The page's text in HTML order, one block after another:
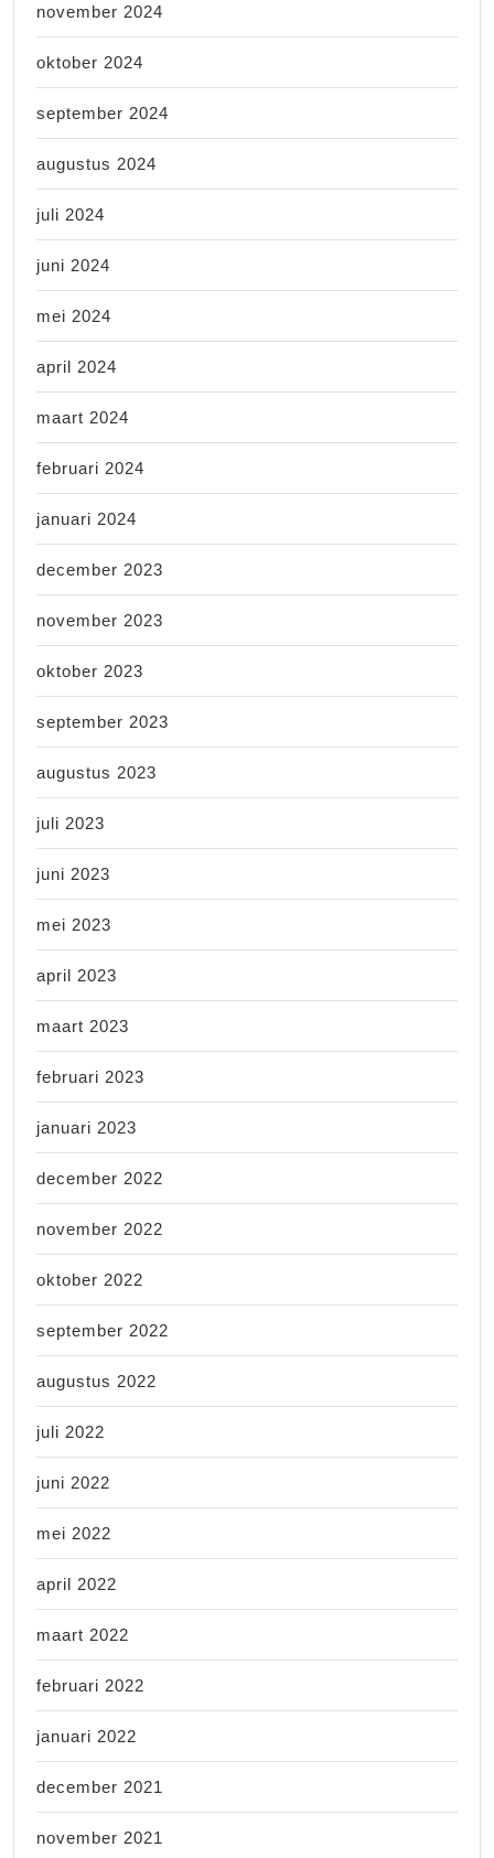
november 2024
oktober 2024
september 2024
augustus 2024
juli 2024
juni 2024
mei 2024
april 2024
maart 2024
februari 2024
januari 2024
december 2023
november 2023
oktober 2023
september 2023
augustus 2023
juli 2023
juni 2023
mei 2023
april 2023
maart 2023
februari 2023
januari 2023
december 2022
november 2022
oktober 2022
september 2022
augustus 2022
juli 2022
juni 2022
mei 2022
april 2022
maart 2022
februari 2022
januari 2022
december 2021
november 2021